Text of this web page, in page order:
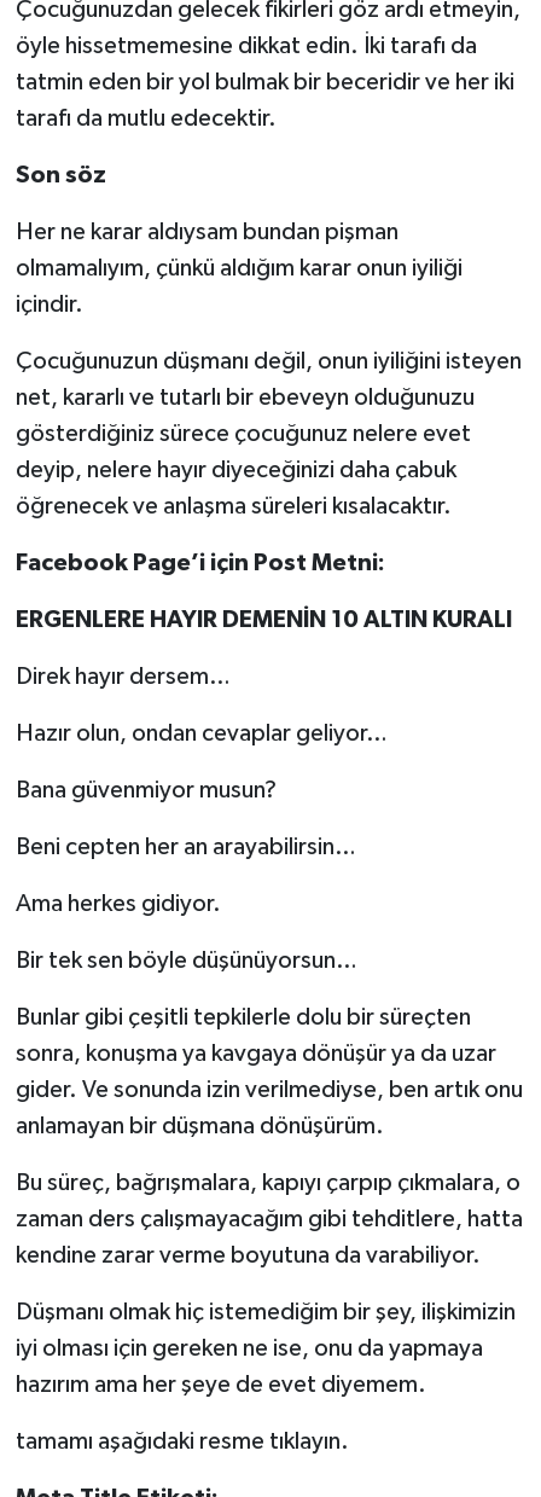
Çocuğunuzdan gelecek fikirleri göz ardı etmeyin,
öyle hissetmemesine dikkat edin. İki tarafı da
tatmin eden bir yol bulmak bir beceridir ve her iki
tarafı da mutlu edecektir.
Son söz
Her ne karar aldıysam bundan pişman
olmamalıyım, çünkü aldığım karar onun iyiliği
içindir.
Çocuğunuzun düşmanı değil, onun iyiliğini isteyen
net, kararlı ve tutarlı bir ebeveyn olduğunuzu
gösterdiğiniz sürece çocuğunuz nelere evet
deyip, nelere hayır diyeceğinizi daha çabuk
öğrenecek ve anlaşma süreleri kısalacaktır.
Facebook Page’i için Post Metni:
ERGENLERE HAYIR DEMENİN 10 ALTIN KURALI
Direk hayır dersem…
Hazır olun, ondan cevaplar geliyor…
Bana güvenmiyor musun?
Beni cepten her an arayabilirsin…
Ama herkes gidiyor.
Bir tek sen böyle düşünüyorsun…
Bunlar gibi çeşitli tepkilerle dolu bir süreçten
sonra, konuşma ya kavgaya dönüşür ya da uzar
gider. Ve sonunda izin verilmediyse, ben artık onu
anlamayan bir düşmana dönüşürüm.
Bu süreç, bağrışmalara, kapıyı çarpıp çıkmalara, o
zaman ders çalışmayacağım gibi tehditlere, hatta
kendine zarar verme boyutuna da varabiliyor.
Düşmanı olmak hiç istemediğim bir şey, ilişkimizin
iyi olması için gereken ne ise, onu da yapmaya
hazırım ama her şeye de evet diyemem.
tamamı aşağıdaki resme tıklayın.